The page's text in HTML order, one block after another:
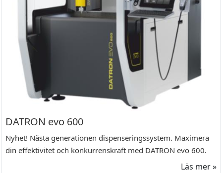
DATRON evo 600
Nyhet! Nästa generationen dispenseringssystem. Maximera
din effektivitet och konkurrenskraft med DATRON evo 600.
Läs mer »